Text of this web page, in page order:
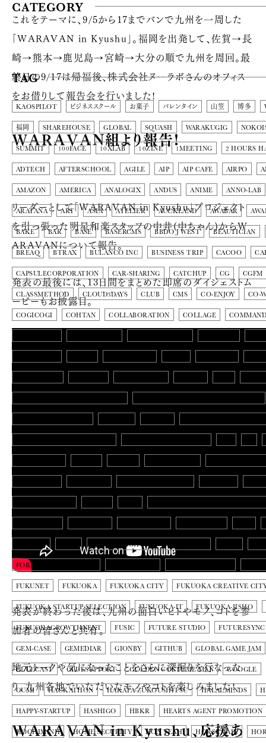
CATEGORY
TAG
KAOSPILOT ビジネススクール お菓子 バレンタイン 山笠 博多
福岡 SHAREHOUSE GLOBAL SQUASH WARAKUGIG
SUMMIT 100FACE 10XLAB 10ZINE 1MEETING 2 HOURS
ADTECH AFTERSCHOOL AGILE AIP AIP CAFE AIRPO
AMAZON AMERICA ANALOGIX ANDUS ANIME ANNO-LAB
ARATANA ART ASIA ATELIER AUCKLAND AWABAR
BAKE BAR BASE BASERCMS BBDO J WEST BEAUTICIAN
BREAQ BTRAX BULANCO INC BUSINESS TRIP CACOO
CAPSULECORPORATION CAR-SHARING CATCHUP CG CGFM
CLASSMETHOD CLOUD3DAYS CLUB CMS CO-ENJOY CO-
COGICOGI COHTAN COLLABORATION COLLAGE
FASHION FEMALE HIGH-SCHOOL STUDENT
FOREST HUNTING ONE
FUKUNET FUKUOKA FUKUOKA CITY FUKUOKA CREATIVE
FUKUOKA STARTUP SELECTION FUKUOKA-IT FUKUOKA-JISHO
FUKUOKAGROWTHNEXT FUSIC FUTURE STUDIO FUTURESYNC
GEM-CASE GEMEDIAR GIONBY GITHUB GLOBAL GAME JAM
GLUECAST GLUESUPPORT GOLDEN COSTUME MAN GOOGLE
GUMI HACKATHON HAKATA-ZUKOUSHITSU HALALMINDS
HAPPY-STARTUP HASHIGO HBKR HEARTS AGENT PROMOTION
HOCHIMINH HOME SECURITY HON YEAH HORSE TAIL
これをテーマに、9/5から17までバンで九州を一周した
「WARAVAN in Kyushu」。福岡を出発して、佐賀→長
崎→熊本→鹿児島→宮崎→大分の順で九州を周回。最
終日の9/17は帰福後、株式会社ヌーラボさんのオフィス
をお借りして報告会を行いました!
WARAVAN組より報告!
リーダーとして「WARAVAN in Kyushu」プロジェクト
を引っ張った明星和楽スタッフの中井(中ちゃん)からW
ARAVANについて報告。
発表の最後には、13日間をまとめた即席のダイジェストム
ービーもお披露目。
発表が終わった後は、九州の面白いヒトやモノ、コトを参
加者の皆さんと共有。
地元トークや気になったことをさらに深掘りを行なった
り、九州各地でいただいたモノやコトを楽しみました!
WARAVAN in Kyushu、応援あ